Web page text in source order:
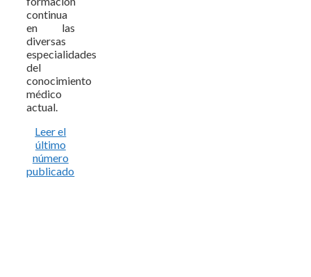
continua
en las
diversas
especialidades
del
conocimiento
médico
actual.
Leer el
último
número
publicado